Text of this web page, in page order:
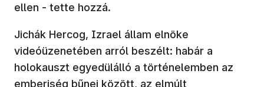
ellen - tette hozzá.
Jichák Hercog, Izrael állam elnöke
videóüzenetében arról beszélt: habár a
holokauszt egyedülálló a történelemben az
emberiség bűnei között, az elmúlt